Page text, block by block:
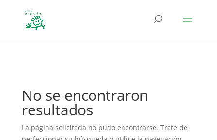
No se encontraron
resultados
La página solicitada no pudo encontrarse. Trate de